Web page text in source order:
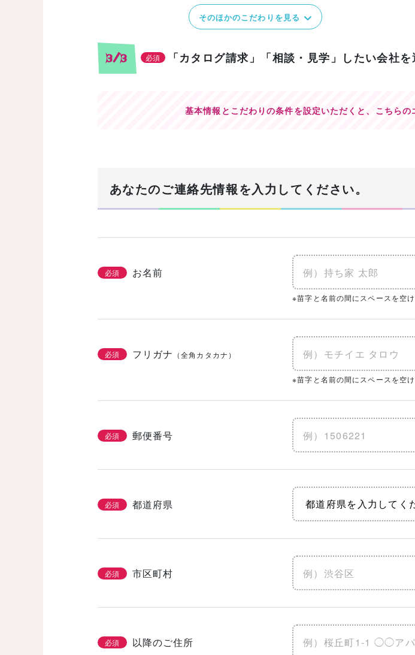
そのほかのこだわりを見る
3/3 必須 「カタログ請求」「相談・見学」したい会社を
基本情報とこだわりの条件を設定いただくと、 こちらの
あなたのご連絡先情報を入力してください。
必須 お名前
※苗字と名前の間にスペースを空け
必須 フリガナ （全角カタカナ）
※苗字と名前の間にスペースを空け
必須 郵便番号
必須 都道府県
必須 市区町村
必須 以降のご住所